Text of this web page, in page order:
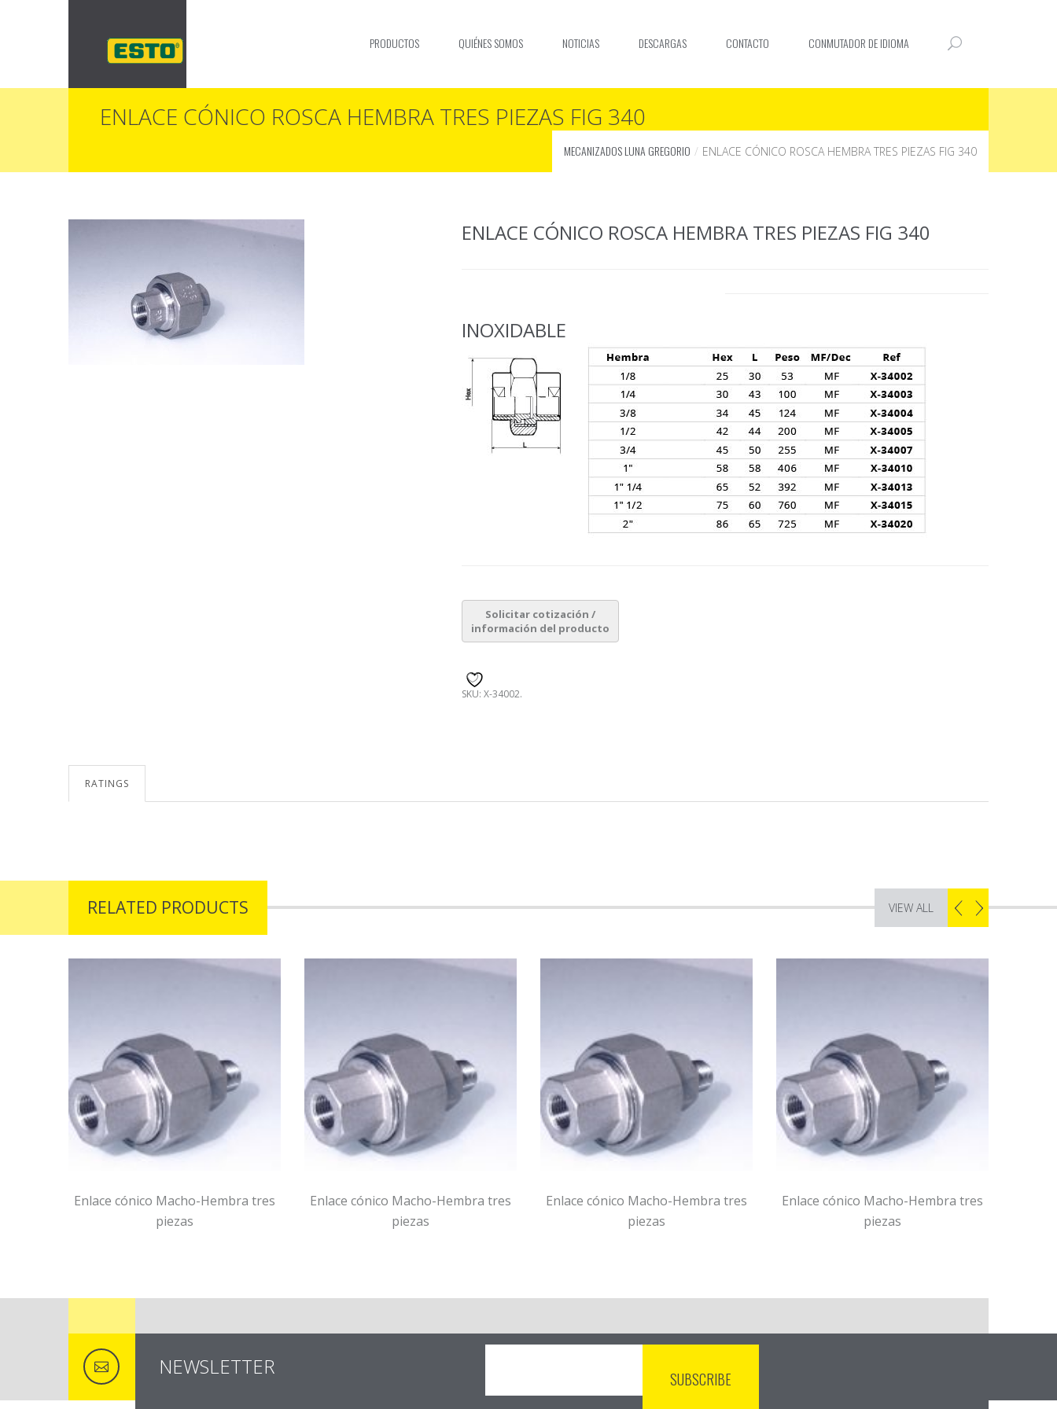
PRODUCTOS QUIÉNES SOMOS NOTICIAS DESCARGAS CONTACTO CONMUTADOR DE IDIOMA
ENLACE CÓNICO ROSCA HEMBRA TRES PIEZAS FIG 340
MECANIZADOS LUNA GREGORIO ENLACE CÓNICO ROSCA HEMBRA TRES PIEZAS FIG 340
ENLACE CÓNICO ROSCA HEMBRA TRES PIEZAS FIG 340
INOXIDABLE
SKU: X-34002.
RATINGS
RELATED PRODUCTS VIEW ALL
Enlace cónico Macho-Hembra tres
piezas
Enlace cónico Macho-Hembra tres
piezas
Enlace cónico Macho-Hembra tres
piezas
Enlace cónico Macho-Hembra tres
piezas
NEWSLETTER